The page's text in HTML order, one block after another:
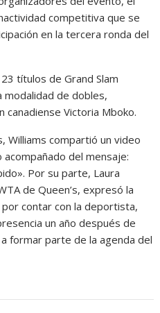
competitiva que se
en la tercera ronda del
títulos de Grand Slam
modalidad de dobles,
Victoria Mboko.
Williams compartió un video
del mensaje:
Por su parte, Laura
de Queen’s, expresó la
contar con la deportista,
un año después de
formar parte de la agenda del